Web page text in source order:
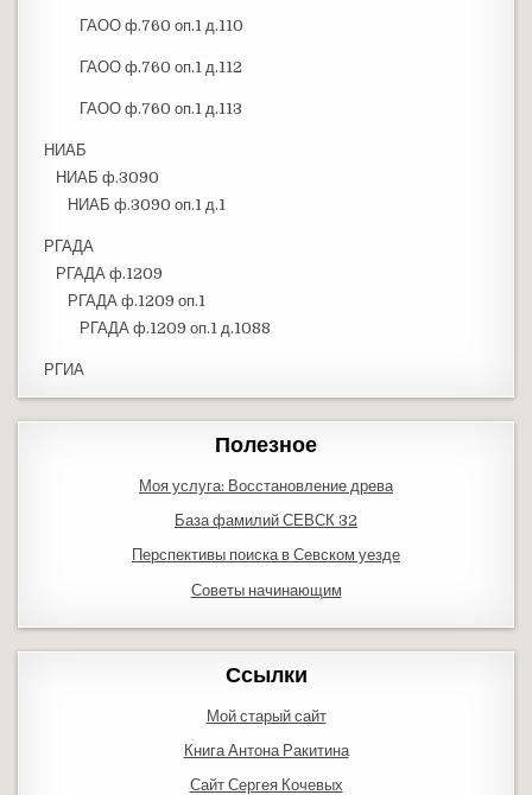
ГАОО ф.760 оп.1 д.110
ГАОО ф.760 оп.1 д.112
ГАОО ф.760 оп.1 д.113
НИАБ
НИАБ ф.3090
НИАБ ф.3090 оп.1 д.1
РГАДА
РГАДА ф.1209
РГАДА ф.1209 оп.1
РГАДА ф.1209 оп.1 д.1088
РГИА
Полезное
Моя услуга: Восстановление древа
База фамилий СЕВСК 32
Перспективы поиска в Севском уезде
Советы начинающим
Ссылки
Мой старый сайт
Книга Антона Ракитина
Сайт Сергея Кочевых